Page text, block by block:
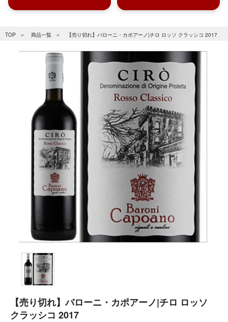
TOP 商品一覧 【売り切れ】バローニ・カポアーノ|チロ ロッソ クラッシコ 2017
【売り切れ】バローニ・カポアーノ|チロ ロッソ
クラッシコ 2017